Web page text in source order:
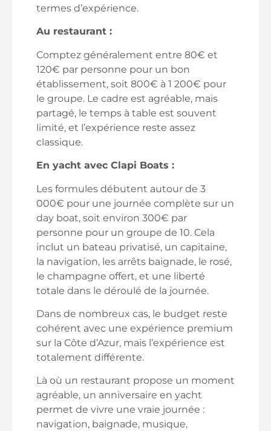
termes d’expérience.
Au restaurant :
Comptez généralement entre 80€ et
120€ par personne pour un bon
établissement, soit 800€ à 1 200€ pour
le groupe. Le cadre est agréable, mais
partagé, le temps à table est souvent
limité, et l’expérience reste assez
classique.
En yacht avec Clapi Boats :
Les formules débutent autour de 3
000€ pour une journée complète sur un
day boat, soit environ 300€ par
personne pour un groupe de 10. Cela
inclut un bateau privatisé, un capitaine,
la navigation, les arrêts baignade, le rosé,
le champagne offert, et une liberté
totale dans le déroulé de la journée.
Dans de nombreux cas, le budget reste
cohérent avec une expérience premium
sur la Côte d’Azur, mais l’expérience est
totalement différente.
Là où un restaurant propose un moment
agréable, un anniversaire en yacht
permet de vivre une vraie journée :
navigation, baignade, musique,